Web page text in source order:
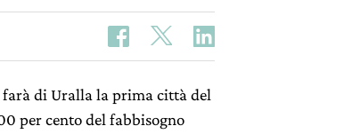
farà di Uralla la prima città del
per cento del fabbisogno